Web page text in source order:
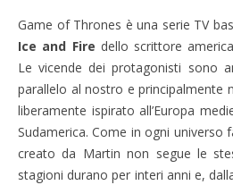
Game of Thrones è una serie TV
Ice and Fire dello scrittore
Le vicende dei protagonisti sono
parallelo al nostro e principalmente
liberamente ispirato all’Europa
Sudamerica. Come in ogni universo
creato da Martin non segue le
stagioni durano per interi anni e,